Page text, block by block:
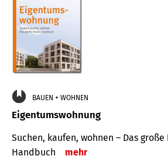
BAUEN + WOHNEN
Eigentumswohnung
Suchen, kaufen, wohnen – Das große
Handbuch
mehr